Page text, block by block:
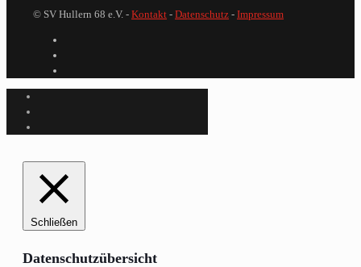
© SV Hullern 68 e.V. - Kontakt - Datenschutz - Impressum
Schließen
Datenschutzübersicht